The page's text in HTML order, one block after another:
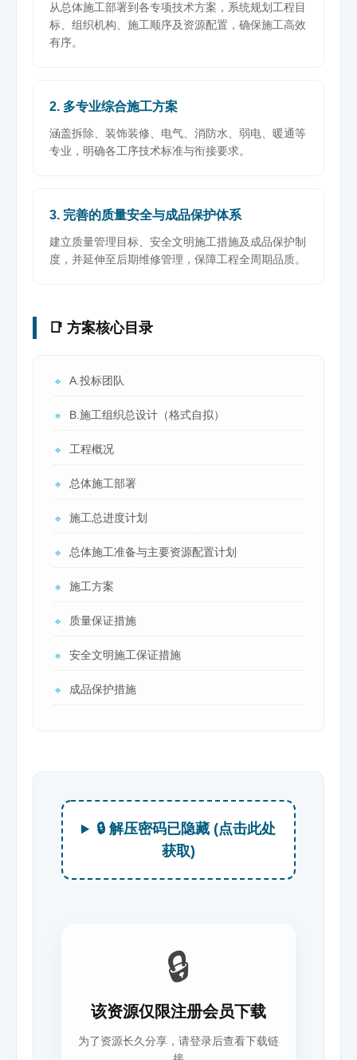
从总体施工部署到各专项技术方案，系统规划工程目
标、组织机构、施工顺序及资源配置，确保施工高效
有序。
2. 多专业综合施工方案
涵盖拆除、装饰装修、电气、消防水、弱电、暖通等
专业，明确各工序技术标准与衔接要求。
3. 完善的质量安全与成品保护体系
建立质量管理目标、安全文明施工措施及成品保护制
度，并延伸至后期维修管理，保障工程全周期品质。
📑 方案核心目录
🔹 A.投标团队
🔹 B.施工组织总设计（格式自拟）
🔹 工程概况
🔹 总体施工部署
🔹 施工总进度计划
🔹 总体施工准备与主要资源配置计划
🔹 施工方案
🔹 质量保证措施
🔹 安全文明施工保证措施
🔹 成品保护措施
🔒 解压密码已隐藏 (点击此处
获取)
🔒
该资源仅限注册会员下载
为了资源长久分享，请登录后查看下载链